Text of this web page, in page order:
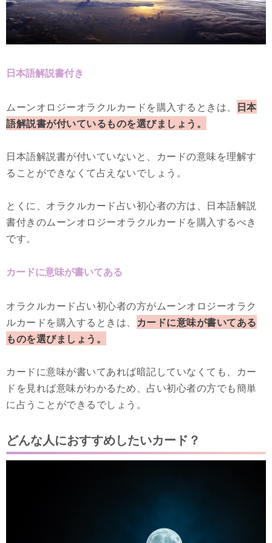
日本語解説書付き
ムーンオロジーオラクルカードを購入するときは、
日本
語解説書が付いているものを選びましょう。
日本語解説書が付いていないと、カードの意味を理解す
ることができなくて占えないでしょう。
とくに、オラクルカード占い初心者の方は、日本語解説
書付きのムーンオロジーオラクルカードを購入するべき
です。
カードに意味が書いてある
オラクルカード占い初心者の方がムーンオロジーオラク
ルカードを購入するときは、 カードに意味が書いてある
ものを選びましょう。
カードに意味が書いてあれば暗記していなくても、カー
ドを見れば意味がわかるため、占い初心者の方でも簡単
に占うことができるでしょう。
どんな人におすすめしたいカード？